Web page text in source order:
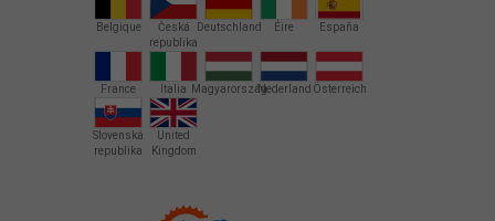
Belgique
Česká
republika
Deutschland Éire España
France Italia MagyarországNederland Österreich
Slovenská
republika
United
Kingdom